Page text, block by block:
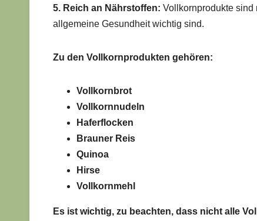
5. Reich an Nährstoffen: Vollkornprodukte sind
allgemeine Gesundheit wichtig sind.
Zu den Vollkornprodukten gehören:
Vollkornbrot
Vollkornnudeln
Haferflocken
Brauner Reis
Quinoa
Hirse
Vollkornmehl
Es ist wichtig, zu beachten, dass nicht alle